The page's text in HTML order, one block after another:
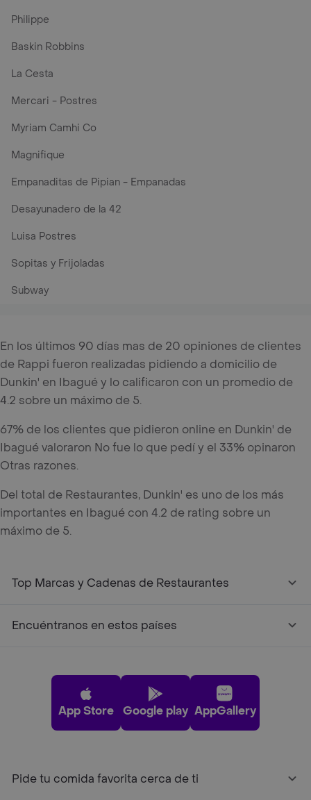
Philippe
Baskin Robbins
La Cesta
Mercari - Postres
Myriam Camhi Co
Magnifique
Empanaditas de Pipian - Empanadas
Desayunadero de la 42
Luisa Postres
Sopitas y Frijoladas
Subway
En los últimos 90 días mas de 20 opiniones de clientes
de Rappi fueron realizadas pidiendo a domicilio de
Dunkin' en Ibagué y lo calificaron con un promedio de
4.2 sobre un máximo de 5.
67% de los clientes que pidieron online en Dunkin' de
Ibagué valoraron No fue lo que pedí y el 33% opinaron
Otras razones.
Del total de Restaurantes, Dunkin' es uno de los más
importantes en Ibagué con 4.2 de rating sobre un
máximo de 5.
Top Marcas y Cadenas de Restaurantes
Encuéntranos en estos países
App Store Google play AppGallery
Pide tu comida favorita cerca de ti